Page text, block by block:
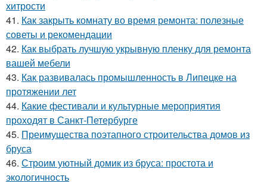
хитрости
41. Как закрыть комнату во время ремонта: полезные
советы и рекомендации
42. Как выбрать лучшую укрывную пленку для ремонта
вашей мебели
43. Как развивалась промышленность в Липецке на
протяжении лет
44. Какие фестивали и культурные мероприятия
проходят в Санкт-Петербурге
45. Преимущества поэтапного строительства домов из
бруса
46. Строим уютный домик из бруса: простота и
экологичность